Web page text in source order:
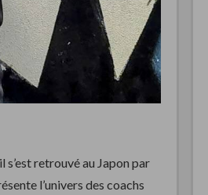
retrouvé au Japon par
l’univers des coachs